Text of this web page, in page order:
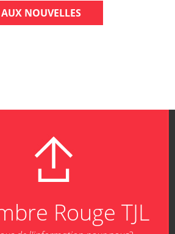
NOUVELLES
Rouge TJL